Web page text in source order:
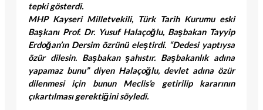
tepki gösterdi.
MHP Kayseri Milletvekili, Türk Tarih Kurumu eski
Başkanı Prof. Dr. Yusuf Halaçoğlu, Başbakan Tayyip
Erdoğan’ın Dersim özrünü eleştirdi. “Dedesi yaptıysa
özür dilesin. Başbakan şahıstır. Başbakanlık adına
yapamaz bunu” diyen Halaçoğlu, devlet adına özür
dilenmesi için bunun Meclis’e getirilip kararının
çıkartılması gerektiğini söyledi.